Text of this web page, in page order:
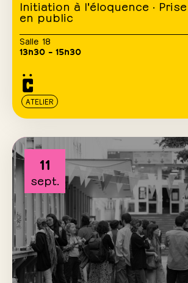
Initiation à l'éloquence ·
en public
Salle 18
13h30 – 15h30
ATELIER
11
sept.